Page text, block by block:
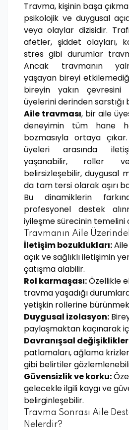
Travma, kişinin başa
psikolojik ve duygusal
veya olaylar dizisidir.
afetler, şiddet olayları,
stres gibi durumlar
Ancak travmanın
yaşayan bireyi
bireyin yakın
üyelerini derinden sarstığı
Aile travması, bir aile
deneyimin tüm hane
bozmasıyla ortaya
üyeleri arasında
yaşanabilir, roller
belirsizleşebilir, duygusal
da tam tersi olarak aşırı
Bu dinamiklerin
profesyonel destek
iyileşme sürecinin temelini
Travmanın Aile
İletişim bozuklukları:
açık ve sağlıklı iletişimin
çatışma alabilir.
Rol karmaşası:Özellikle
travma yaşadığı
yetişkin rollerine
Duygusal izolasyon:
paylaşmaktan kaçınarak
Davranışsal
patlamaları, ağlama
gibi belirtiler
Güvensizlik ve korku:
gelecekle ilgili kaygı ve
belirginleşebilir.
Travma Sonrası Aile
Nelerdir?